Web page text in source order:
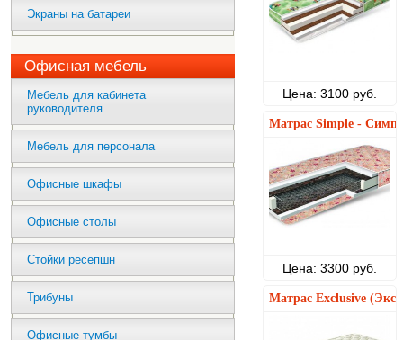
Экраны на батареи
Офисная мебель
Мебель для кабинета
руководителя
Мебель для персонала
Офисные шкафы
Офисные столы
Стойки ресепшн
Трибуны
Офисные тумбы
Цена: 3100 руб.
Матрас Simple -
Цена: 3300 руб.
Матрас Exclusive